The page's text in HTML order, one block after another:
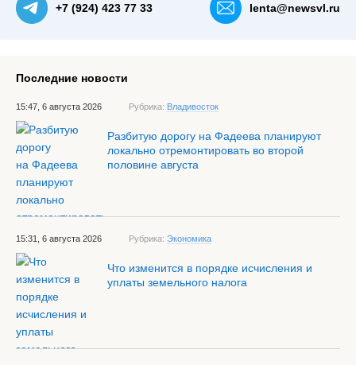
+7 (924) 423 77 33 lenta@newsvl.ru
Последние новости
15:47, 6 августа 2026 Рубрика: Владивосток
Разбитую дорогу на Фадеева планируют
локально отремонтировать во второй
половине августа
15:31, 6 августа 2026 Рубрика: Экономика
Что изменится в порядке исчисления и
уплаты земельного налога